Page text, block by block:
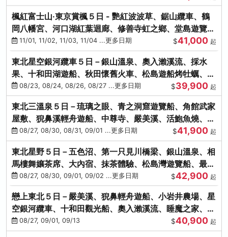
楓紅富士山‧東京賞楓５日 - 艷紅波波草、鋸山纜車、鶴
岡八幡宮、河口湖紅葉迴廊、修善寺虹之鄉、堂島遊覽
船、熱海梅園
11/01, 11/02, 11/03, 11/04 ...更多日期 $41,000 起
東北星空銀河纜車５日－銀山溫泉、奧入瀨溪流、採水
果、十和田湖遊船、秋田懷舊火車、松島遊船烤牡蠣、嚴
美溪、螃蟹本家
08/23, 08/24, 08/26, 08/27 ...更多日期 $39,900 起
東北三溫泉５日－琉璃之眼、青之洞窟遊覽船、角館武家
屋敷、猊鼻溪輕舟遊船、中尊寺、嚴美溪、活鮑魚燒、烤
牡蠣、握壽司體驗
08/27, 08/30, 08/31, 09/01 ...更多日期 $41,900 起
東北星野５日－五色沼、第一只見川橋梁、銀山溫泉、相
馬樓舞孃茶席、大內宿、抹茶體驗、松島灣遊覽船、最上
川輕舟、螃蟹御膳
08/27, 08/30, 09/01, 09/02 ...更多日期 $42,900 起
戀上東北５日－嚴美溪、猊鼻輕舟遊船、小岩井農場、星
空銀河纜車、十和田觀光船、奧入瀨溪流、睡魔之家、朱
紅社殿（仙台／青森）
08/27, 09/01, 09/13 $40,900 起